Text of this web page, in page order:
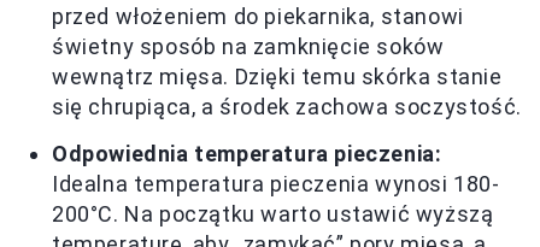
przed włożeniem do piekarnika, stanowi
świetny sposób na zamknięcie soków
wewnątrz mięsa. Dzięki temu skórka stanie
się chrupiąca, a środek zachowa soczystość.
Odpowiednia temperatura pieczenia:
Idealna temperatura pieczenia wynosi 180-
200°C. Na początku warto ustawić wyższą